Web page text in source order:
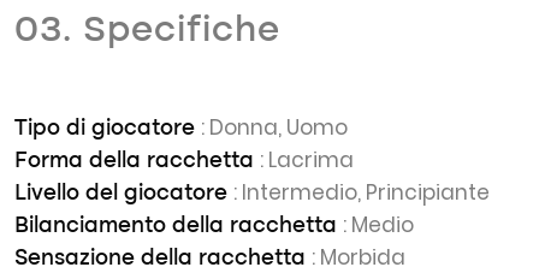
03. Specifiche
Tipo di giocatore : Donna, Uomo
Forma della racchetta : Lacrima
Livello del giocatore : Intermedio, Principiante
Bilanciamento della racchetta : Medio
Sensazione della racchetta : Morbida